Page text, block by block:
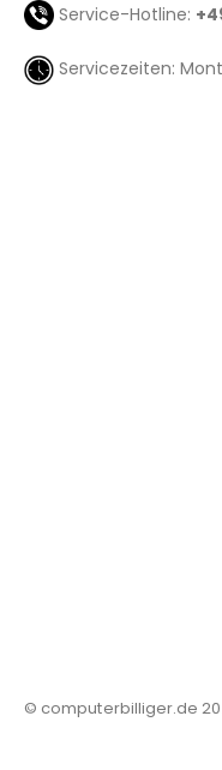
Service-Hotline:
Servicezeiten:
© computerbilliger.de